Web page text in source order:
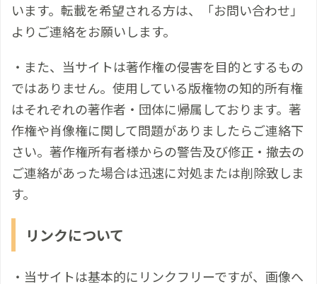
います。転載を希望される方は、「お問い合わせ」
よりご連絡をお願いします。
・また、当サイトは著作権の侵害を目的とするもの
ではありません。使用している版権物の知的所有権
はそれぞれの著作者・団体に帰属しております。著
作権や肖像権に関して問題がありましたらご連絡下
さい。著作権所有者様からの警告及び修正・撤去の
ご連絡があった場合は迅速に対処または削除致しま
す。
リンクについて
・当サイトは基本的にリンクフリーですが、画像へ